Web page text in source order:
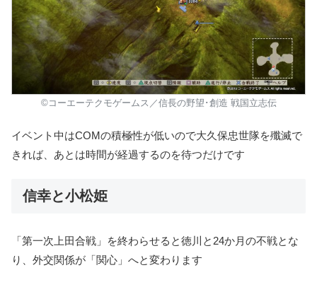
©コーエーテクモゲームス／信長の野望･創造 戦国立志伝
イベント中はCOMの積極性が低いので大久保忠世隊を殲滅で
きれば、あとは時間が経過するのを待つだけです
信幸と小松姫
「第一次上田合戦」を終わらせると徳川と24か月の不戦とな
り、外交関係が「関心」へと変わります